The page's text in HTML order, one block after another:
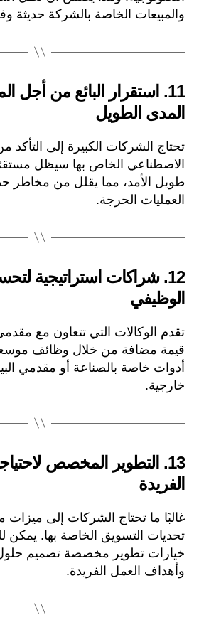
والمبيعات الخاصة بالشركة حديثة
11.
استقرار البائع من أجل
المدى الطويل
تحتاج الشركات الكبيرة إلى التأكد
الاصطناعي الخاص بها سيظل
طويل الأمد، مما يقلل من
العمليات الحرجة.
12. شراكات استراتيجية
الوظيفي
تقدم الوكالات التي تتعاون مع
قيمة مضافة من خلال وظائف
أدوات خاصة بالصناعة أو مقدمي
خارجية.
13.
التطوير المخصص
الفريدة
غالبًا ما تحتاج الشركات إلى ميزات
تحديات التسويق الخاصة بها. يمكن
خيارات تطوير مخصصة تصميم
وأهداف العمل الفريدة.